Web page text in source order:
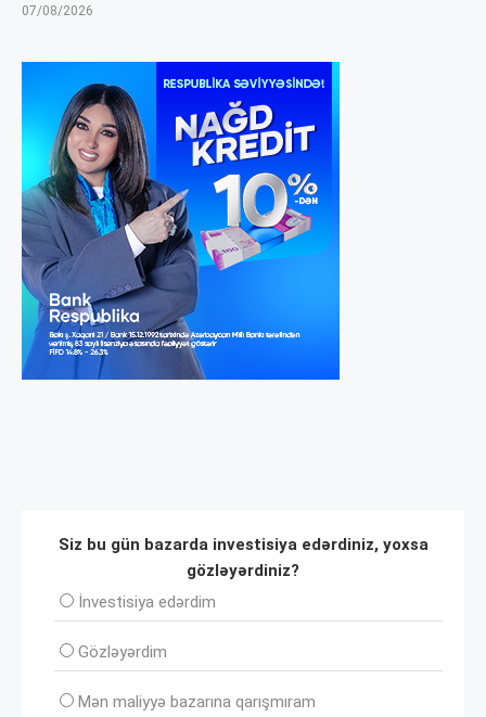
07/08/2026
Siz bu gün bazarda investisiya edərdiniz, yoxsa
gözləyərdiniz?
İnvеstisiya edərdim
Gözləyərdim
Mən maliyyə bazarına qarışmıram